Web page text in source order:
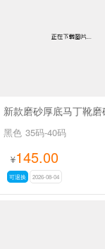
黑色 35码-40码
¥145.00
可退换 2026-08-04